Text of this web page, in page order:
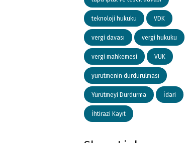
teknoloji hukuku VDK
vergi davası vergi hukuku
vergi mahkemesi VUK
yürütmenin durdurulması
Yürütmeyi Durdurma İdari
İhtirazi Kayıt